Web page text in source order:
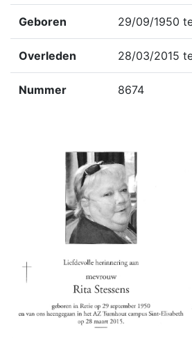
Geboren 29/09/1950
Overleden 28/03/2015
Nummer 8674